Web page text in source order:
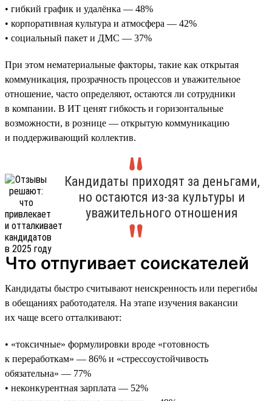
• гибкий график и удалёнка — 48%
• корпоративная культура и атмосфера — 42%
• социальный пакет и ДМС — 37%
При этом нематериальные факторы, такие как открытая
коммуникация, прозрачность процессов и уважительное
отношение, часто определяют, остаются ли сотрудники
в компании. В ИТ ценят гибкость и горизонтальные
возможности, в рознице — открытую коммуникацию
и поддерживающий коллектив.
Кандидаты приходят за деньгами,
но остаются из-за культуры и
уважительного отношения
Что отпугивает соискателей
Кандидаты быстро считывают неискренность или перегибы
в обещаниях работодателя. На этапе изучения вакансии
их чаще всего отталкивают:
• «токсичные» формулировки вроде «готовность
к переработкам» — 86% и «стрессоустойчивость
обязательна» — 77%
• неконкурентная зарплата — 52%